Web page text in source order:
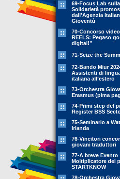
69-Focus Lab sulla
Solidarietà
dall’Agenzia
Gioventù
70-Concorso
REELS: Pegaso
digital!”
71-Seize the
72-Bando Miur
Assistenti di
italiana all’estero
73-Orchestra
Erasmus (pima
74-Primi step del
Register BSS
75-Seminario a
Irlanda
76-Vincitori
giovani traduttori
77-A breve Evento
Moltiplicatore del
STARTKNOW
78-Orchestra